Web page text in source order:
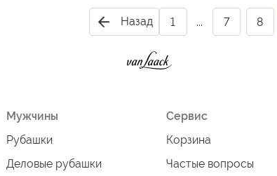
Назад 1 ... 7 8
Мужчины
Рубашки
Деловые рубашки
Сервис
Корзина
Частые вопросы